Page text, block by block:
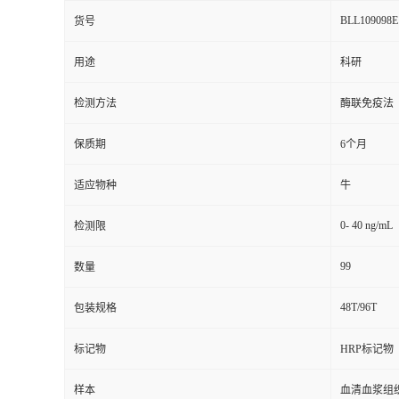
货号 BLL109098E
用途 科研
检测方法 酶联免疫法
保质期 6个月
适应物种 牛
检测限 0- 40 ng/mL
数量 99
包装规格 48T/96T
标记物 HRP标记物
样本 血清血浆组